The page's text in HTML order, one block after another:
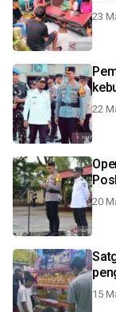
23
22
20
15